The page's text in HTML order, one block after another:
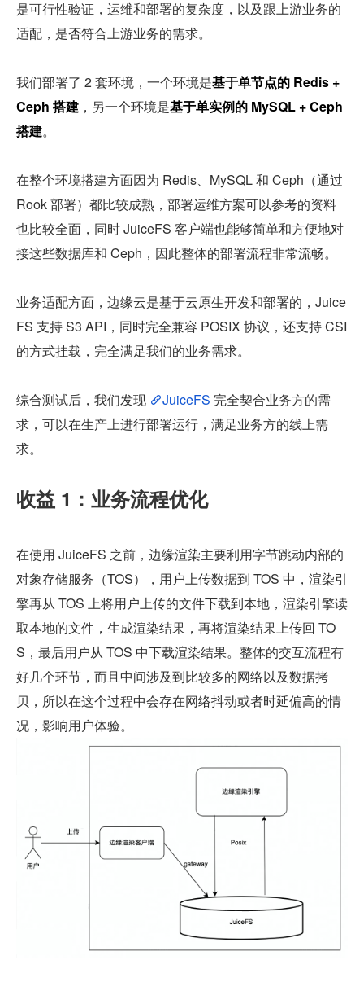
是可行性验证，运维和部署的复杂度，以及跟上游业务的
适配，是否符合上游业务的需求。
我们部署了 2 套环境，一个环境是基于单节点的 Redis +
Ceph 搭建 ，另一个环境是基于单实例的 MySQL + Ceph
搭建。
在整个环境搭建方面因为 Redis、MySQL 和 Ceph（通过
Rook 部署）都比较成熟，部署运维方案可以参考的资料
也比较全面，同时 JuiceFS 客户端也能够简单和方便地对
接这些数据库和 Ceph，因此整体的部署流程非常流畅。
业务适配方面，边缘云是基于云原生开发和部署的，Juice
FS 支持 S3 API，同时完全兼容 POSIX 协议，还支持 CSI
的方式挂载，完全满足我们的业务需求。
综合测试后，我们发现 JuiceFS 完全契合业务方的需
求，可以在生产上进行部署运行，满足业务方的线上需
求。
收益 1：业务流程优化
在使用 JuiceFS 之前，边缘渲染主要利用字节跳动内部的
对象存储服务（TOS），用户上传数据到 TOS 中，渲染引
擎再从 TOS 上将用户上传的文件下载到本地，渲染引擎读
取本地的文件，生成渲染结果，再将渲染结果上传回 TO
S，最后用户从 TOS 中下载渲染结果。整体的交互流程有
好几个环节，而且中间涉及到比较多的网络以及数据拷
贝，所以在这个过程中会存在网络抖动或者时延偏高的情
况，影响用户体验。